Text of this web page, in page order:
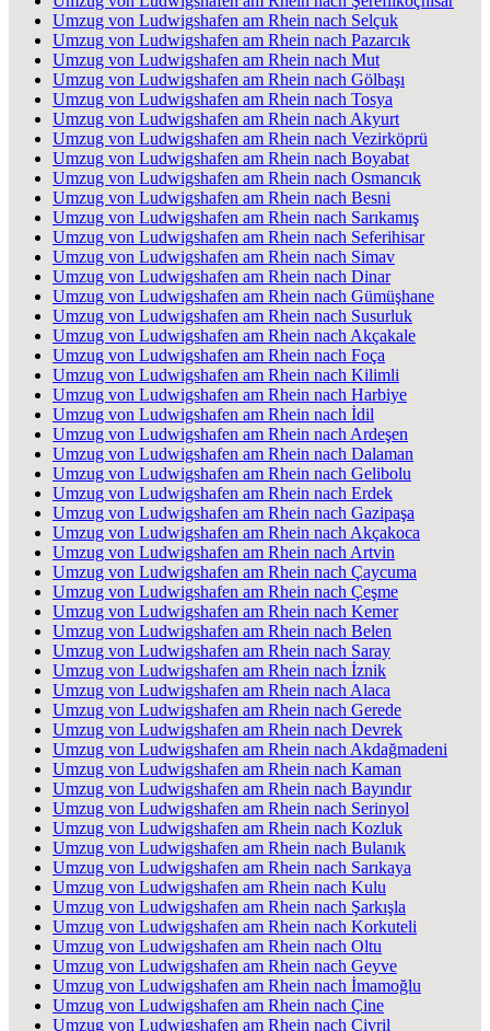
Umzug von Ludwigshafen am Rhein nach Selçuk
Umzug von Ludwigshafen am Rhein nach Pazarcık
Umzug von Ludwigshafen am Rhein nach Mut
Umzug von Ludwigshafen am Rhein nach Gölbaşı
Umzug von Ludwigshafen am Rhein nach Tosya
Umzug von Ludwigshafen am Rhein nach Akyurt
Umzug von Ludwigshafen am Rhein nach Vezirköprü
Umzug von Ludwigshafen am Rhein nach Boyabat
Umzug von Ludwigshafen am Rhein nach Osmancık
Umzug von Ludwigshafen am Rhein nach Besni
Umzug von Ludwigshafen am Rhein nach Sarıkamış
Umzug von Ludwigshafen am Rhein nach Seferihisar
Umzug von Ludwigshafen am Rhein nach Simav
Umzug von Ludwigshafen am Rhein nach Dinar
Umzug von Ludwigshafen am Rhein nach Gümüşhane
Umzug von Ludwigshafen am Rhein nach Susurluk
Umzug von Ludwigshafen am Rhein nach Akçakale
Umzug von Ludwigshafen am Rhein nach Foça
Umzug von Ludwigshafen am Rhein nach Kilimli
Umzug von Ludwigshafen am Rhein nach Harbiye
Umzug von Ludwigshafen am Rhein nach İdil
Umzug von Ludwigshafen am Rhein nach Ardeşen
Umzug von Ludwigshafen am Rhein nach Dalaman
Umzug von Ludwigshafen am Rhein nach Gelibolu
Umzug von Ludwigshafen am Rhein nach Erdek
Umzug von Ludwigshafen am Rhein nach Gazipaşa
Umzug von Ludwigshafen am Rhein nach Akçakoca
Umzug von Ludwigshafen am Rhein nach Artvin
Umzug von Ludwigshafen am Rhein nach Çaycuma
Umzug von Ludwigshafen am Rhein nach Çeşme
Umzug von Ludwigshafen am Rhein nach Kemer
Umzug von Ludwigshafen am Rhein nach Belen
Umzug von Ludwigshafen am Rhein nach Saray
Umzug von Ludwigshafen am Rhein nach İznik
Umzug von Ludwigshafen am Rhein nach Alaca
Umzug von Ludwigshafen am Rhein nach Gerede
Umzug von Ludwigshafen am Rhein nach Devrek
Umzug von Ludwigshafen am Rhein nach Akdağmadeni
Umzug von Ludwigshafen am Rhein nach Kaman
Umzug von Ludwigshafen am Rhein nach Bayındır
Umzug von Ludwigshafen am Rhein nach Serinyol
Umzug von Ludwigshafen am Rhein nach Kozluk
Umzug von Ludwigshafen am Rhein nach Bulanık
Umzug von Ludwigshafen am Rhein nach Sarıkaya
Umzug von Ludwigshafen am Rhein nach Kulu
Umzug von Ludwigshafen am Rhein nach Şarkışla
Umzug von Ludwigshafen am Rhein nach Korkuteli
Umzug von Ludwigshafen am Rhein nach Oltu
Umzug von Ludwigshafen am Rhein nach Geyve
Umzug von Ludwigshafen am Rhein nach İmamoğlu
Umzug von Ludwigshafen am Rhein nach Çine
Umzug von Ludwigshafen am Rhein nach Çivril